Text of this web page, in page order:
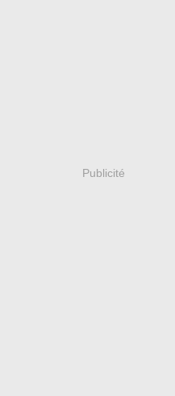
Publicité